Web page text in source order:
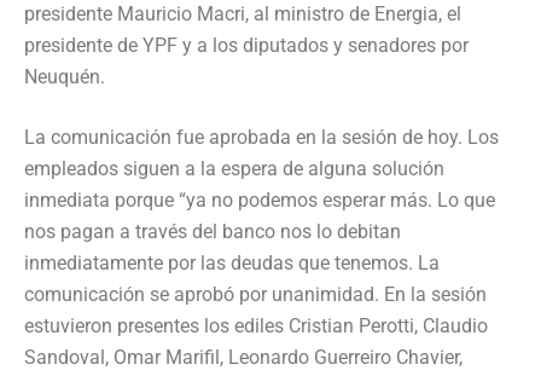
presidente Mauricio Macri, al ministro de Energia, el
presidente de YPF y a los diputados y senadores por
Neuquén.
La comunicación fue aprobada en la sesión de hoy. Los
empleados siguen a la espera de alguna solución
inmediata porque “ya no podemos esperar más. Lo que
nos pagan a través del banco nos lo debitan
inmediatamente por las deudas que tenemos. La
comunicación se aprobó por unanimidad. En la sesión
estuvieron presentes los ediles Cristian Perotti, Claudio
Sandoval, Omar Marifil, Leonardo Guerreiro Chavier,